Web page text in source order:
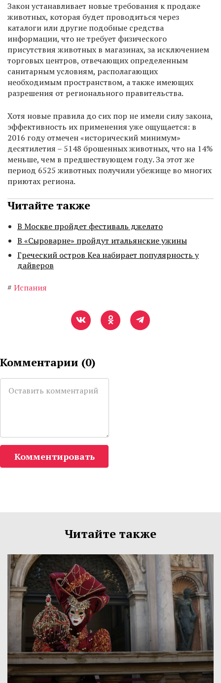
Закон устанавливает новые требования к продаже
животных, которая будет проводиться через
каталоги или другие подобные средства
информации, что не требует физического
присутствия животных в магазинах, за исключением
торговых центров, отвечающих определенным
санитарным условиям, располагающих
необходимым пространством, а также имеющих
разрешения от регионального правительства.
Хотя новые правила до сих пор не имели силу закона,
эффективность их применения уже ощущается: в
2016 году отмечен «исторический минимум»
десятилетия – 5148 брошенных животных, что на 14%
меньше, чем в предшествующем году. За этот же
период 6525 животных получили убежище во многих
приютах региона.
Читайте также
В Москве пройдет фестиваль джелато
В «Сыроварне» пройдут итальянские ужины
Греческий остров Кеа набирает популярность у
дайверов
# Испания
Комментарии (0)
Комментировать
Читайте также